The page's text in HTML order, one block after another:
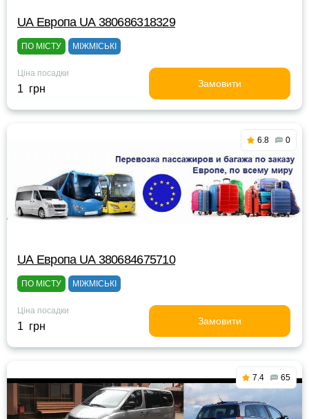
UА Европа UА 380686318329
ПО МІСТУ МІЖМІСЬКІ
Ціна посадки
1 грн Замовити
6.8 0
UА Европа UА 380684675710
ПО МІСТУ МІЖМІСЬКІ
Ціна посадки
1 грн Замовити
7.4 65